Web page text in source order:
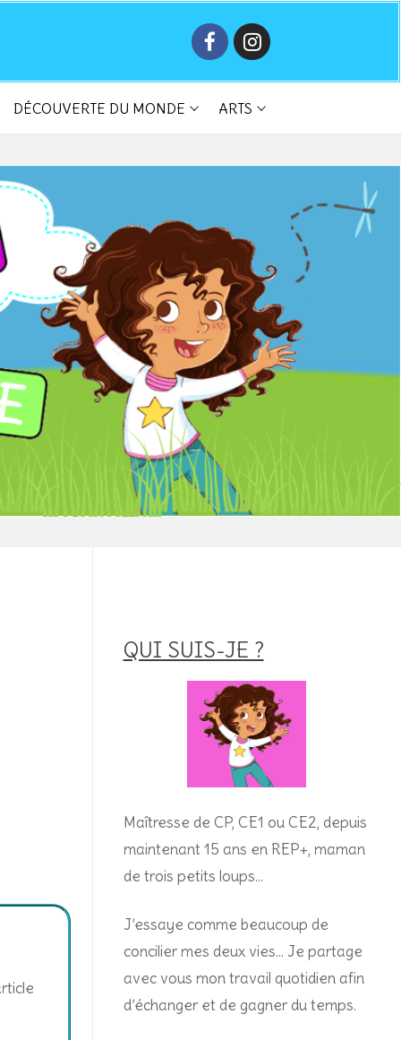
DÉCOUVERTE DU MONDE ARTS
QUI SUIS-JE ?
Maîtresse de CP, CE1 ou CE2, depuis
maintenant 15 ans en REP+, maman
de trois petits loups…
J’essaye comme beaucoup de
concilier mes deux vies… Je partage
avec vous mon travail quotidien afin
d’échanger et de gagner du temps.